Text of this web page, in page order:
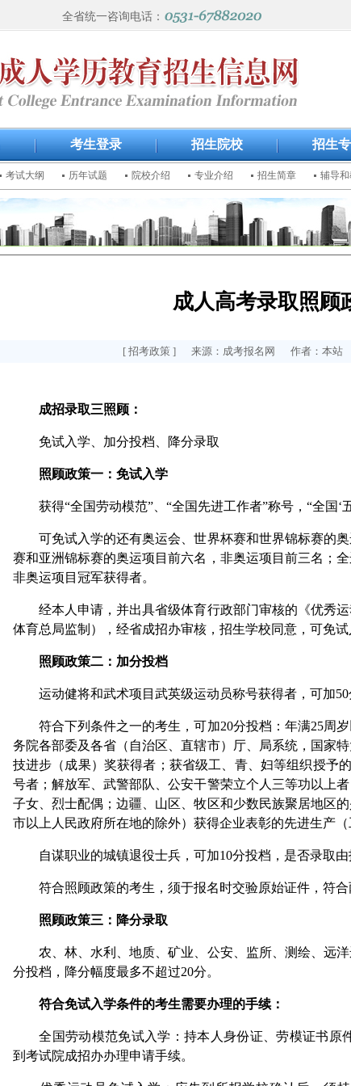
全省统一咨询电话：
考生登录 招生院校 招生
考试大纲 历年试题 院校介绍 专业介绍 招生简章 辅导
成人高考录取照顾
[ 招考政策 ] 来源：成考报名网 作者：本站
成招录取三照顾：
免试入学、加分投档、降分录取
照顾政策一：免试入学
获得“全国劳动模范”、“全国先进工作者”称号，“全国‘
可免试入学的还有奥运会、世界杯赛和世界锦标赛的奥
赛和亚洲锦标赛的奥运项目前六名，非奥运项目前三名；
非奥运项目冠军获得者。
经本人申请，并出具省级体育行政部门审核的《优秀运
体育总局监制），经省成招办审核，招生学校同意，可免试
照顾政策二：加分投档
运动健将和武术项目武英级运动员称号获得者，可加50
符合下列条件之一的考生，可加20分投档：年满25周岁
务院各部委及各省（自治区、直辖市）厅、局系统，国家
技进步（成果）奖获得者；获省级工、青、妇等组织授予
号者；解放军、武警部队、公安干警荣立个人三等功以上
子女、烈士配偶；边疆、山区、牧区和少数民族聚居地区
市以上人民政府所在地的除外）获得企业表彰的先进生产（
自谋职业的城镇退役士兵，可加10分投档，是否录取由
符合照顾政策的考生，须于报名时交验原始证件，符合
照顾政策三：降分录取
农、林、水利、地质、矿业、公安、监所、测绘、远洋
分投档，降分幅度最多不超过20分。
符合免试入学条件的考生需要办理的手续：
全国劳动模范免试入学：持本人身份证、劳模证书原
到考试院成招办办理申请手续。